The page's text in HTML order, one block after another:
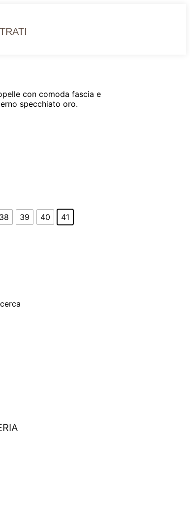
con comoda fascia e
specchiato oro.
38 39 40 41